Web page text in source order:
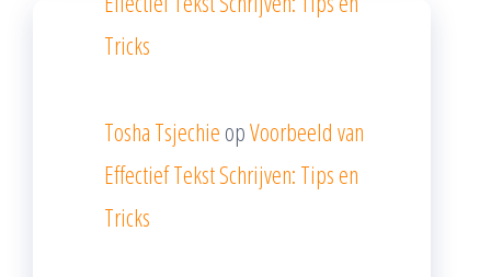
Tricks
Tosha Tsjechie opVoorbeeld van
Effectief Tekst Schrijven: Tips en
Tricks